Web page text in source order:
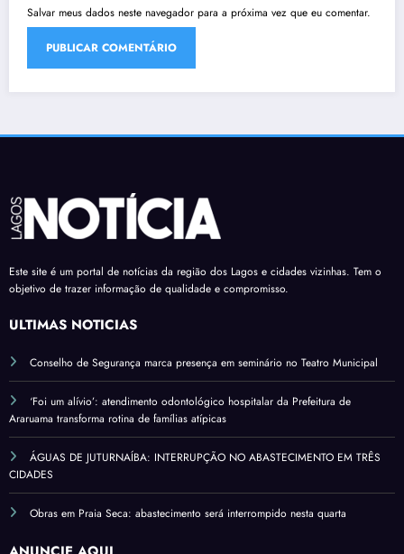
Salvar meus dados neste navegador para a próxima vez que eu comentar.
Este site é um portal de notícias da região dos Lagos e cidades vizinhas. Tem o
objetivo de trazer informação de qualidade e compromisso.
ÚLTIMAS NOTÍCIAS
Conselho de Segurança marca presença em seminário no Teatro Municipal
‘Foi um alívio’: atendimento odontológico hospitalar da Prefeitura de
Araruama transforma rotina de famílias atípicas
ÁGUAS DE JUTURNAÍBA: INTERRUPÇÃO NO ABASTECIMENTO EM TRÊS
CIDADES
Obras em Praia Seca: abastecimento será interrompido nesta quarta